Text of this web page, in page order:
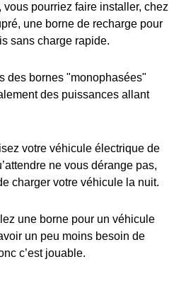
vous pourriez faire installer, chez
une borne de recharge pour
sans charge rapide.
des bornes "monophasées"
des puissances allant
votre véhicule électrique de
ne vous dérange pas,
charger votre véhicule la nuit.
une borne pour un véhicule
un peu moins besoin de
c’est jouable.